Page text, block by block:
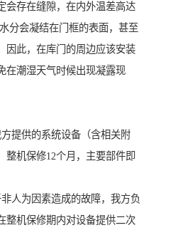
会存在缝隙，在内外温差高达
分会凝结在门框的表面，甚至
因此，在库门的周边应该安装
在潮湿天气时候出现凝露现
方提供的系统设备（含相关附
整机保修12个月，主要部件即
非人为因素造成的故障，我方负
整机保修期内对设备提供二次